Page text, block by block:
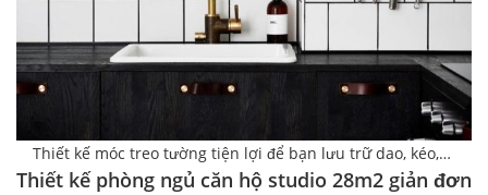
Thiết kế móc treo tường tiện lợi để bạn lưu trữ dao, kéo,…
Thiết kế phòng ngủ căn hộ studio 28m2 giản đơn